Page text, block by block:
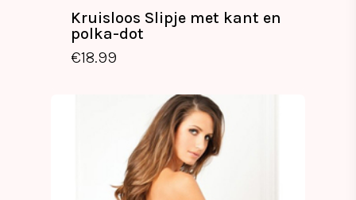
Kruisloos Slipje met kant en
polka-dot
€18.99